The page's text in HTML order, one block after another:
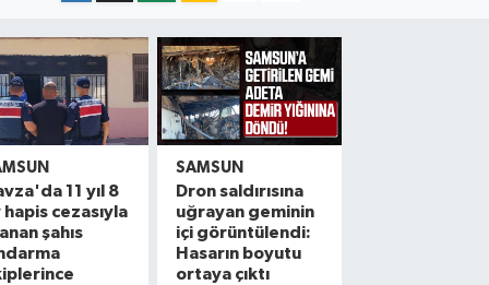
11 yıl 8
hapis cezasıyla
şahıs
SAMSUN
Dron saldırısına
uğrayan geminin
içi görüntülendi:
Hasarın boyutu
ortaya çıktı